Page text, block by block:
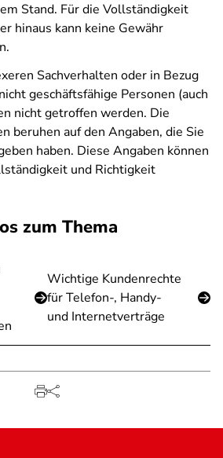
Stand. Für die Vollständigkeit
hinaus kann keine Gewähr
Sachverhalten oder in Bezug
geschäftsfähige Personen (auch
nicht getroffen werden. Die
beruhen auf den Angaben, die Sie
haben. Diese Angaben können
und Richtigkeit
zum Thema
Wichtige Kundenrechte
für Telefon-, Handy-
und Internetverträge